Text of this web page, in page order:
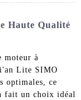
Haute Qualité
moteur à
Lite SIMO
optimales, ce
fait un choix idéal